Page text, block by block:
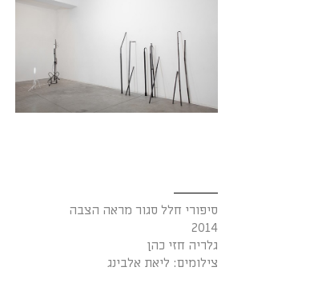
סיפורי חלל סגור מראה הצבה
2014
גלריה חזי כהן
צילומים: ליאת אלבינג